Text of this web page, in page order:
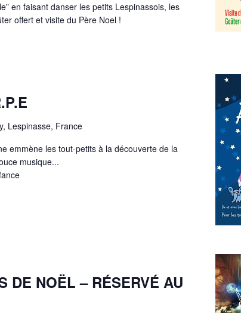
en faisant danser les petits Lespinassois, les
offert et visite du Père Noel !
Lespinasse, France
emmène les tout-petits à la découverte de la
musique...
DE NOËL – RÉSERVÉ AU